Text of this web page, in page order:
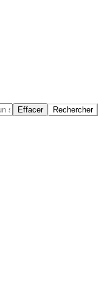
Effacer Rechercher